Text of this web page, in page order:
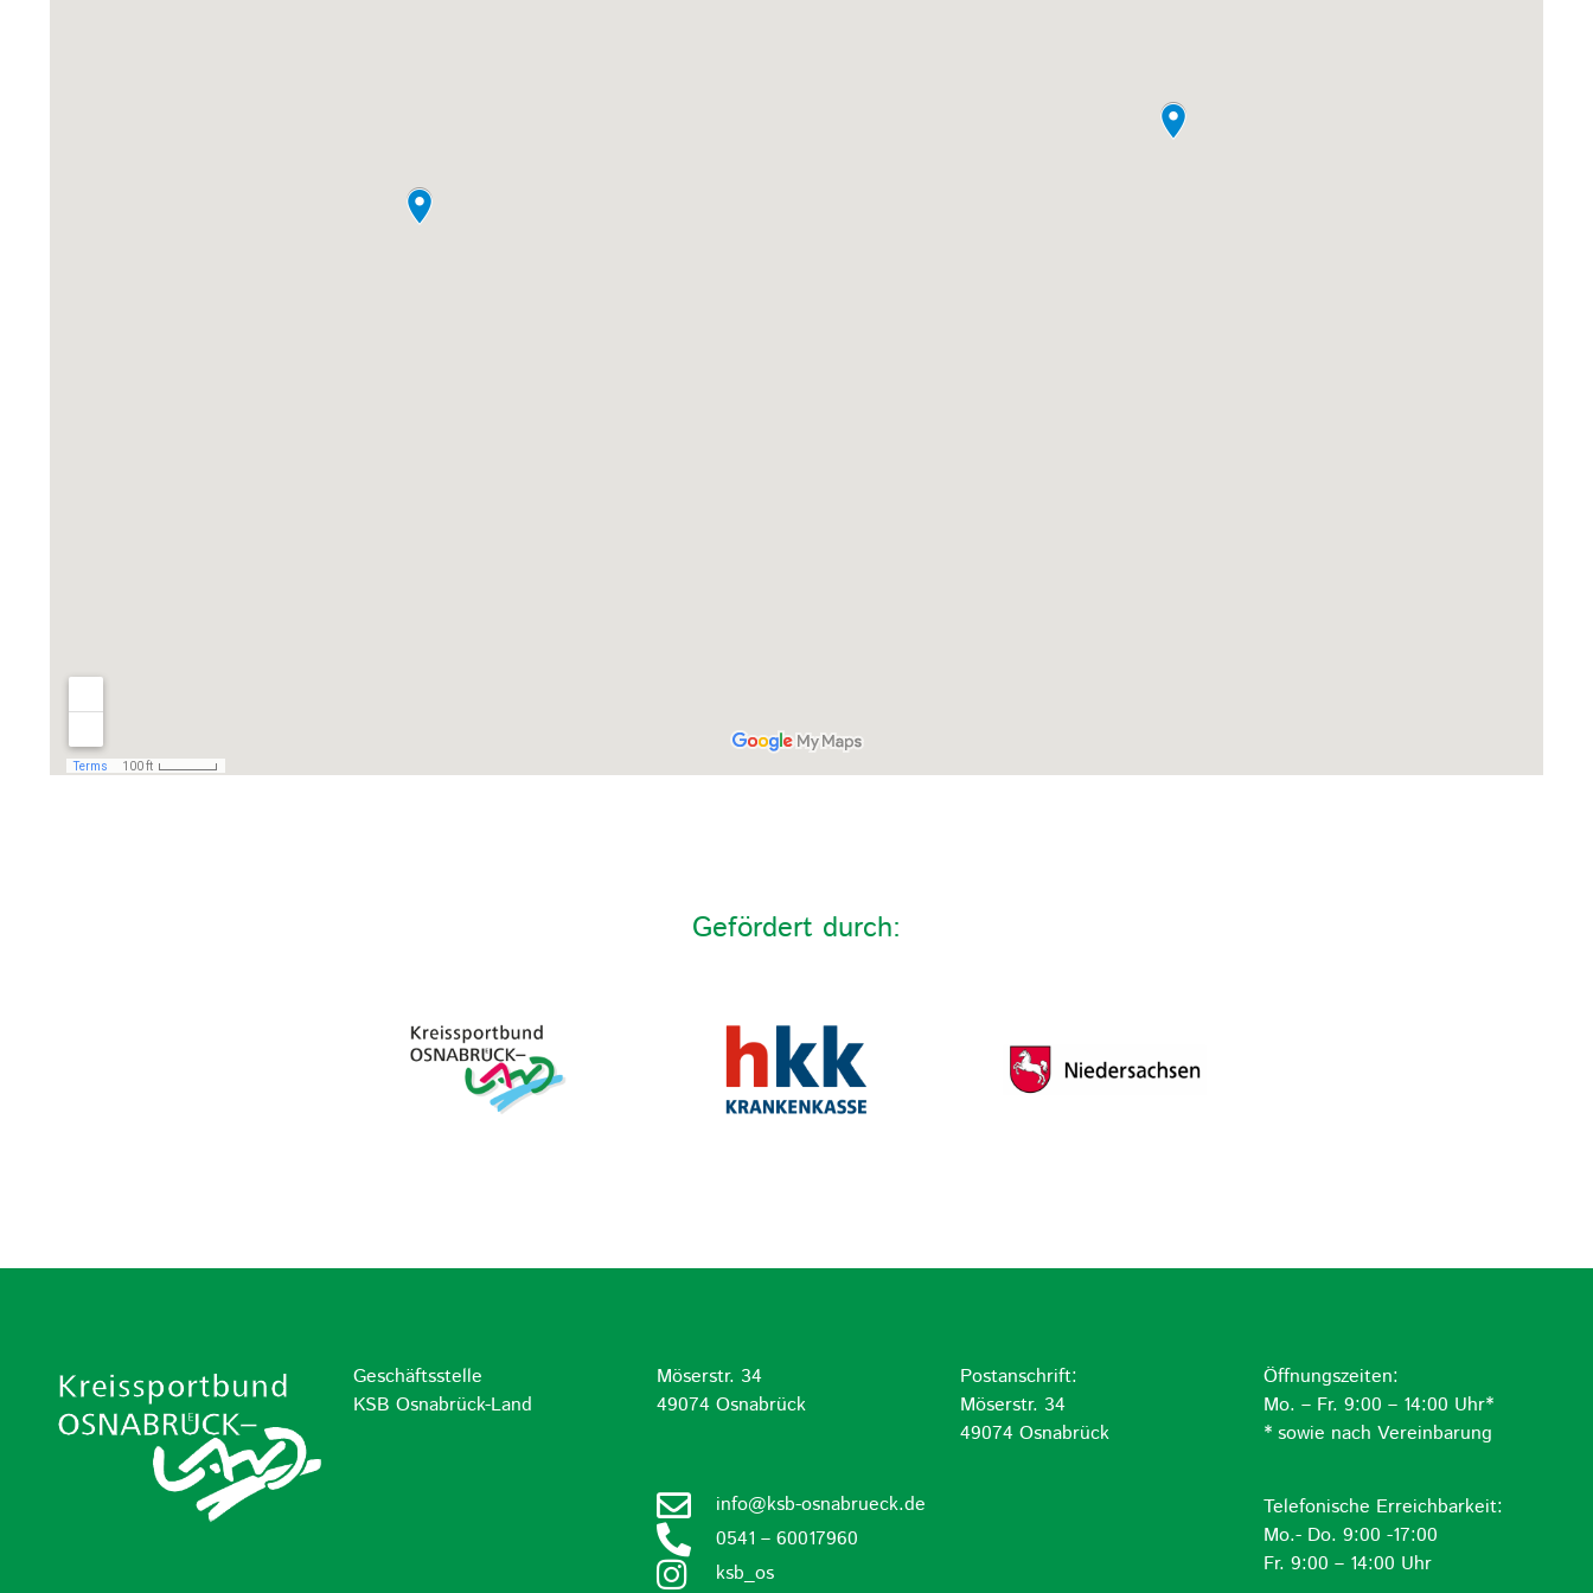
Gefördert durch:
Geschäftsstelle
KSB Osnabrück-Land
Möserstr. 34
49074 Osnabrück
info@ksb-osnabrueck.de
0541 – 60017960
ksb_os
Postanschrift:
Möserstr. 34
49074 Osnabrück
Öffnungszeiten:
Mo. – Fr. 9:00 – 14:00 Uhr*
* sowie nach Vereinbarung
Telefonische Erreichbarkeit:
Mo.- Do. 9:00 -17:00
Fr. 9:00 – 14:00 Uhr